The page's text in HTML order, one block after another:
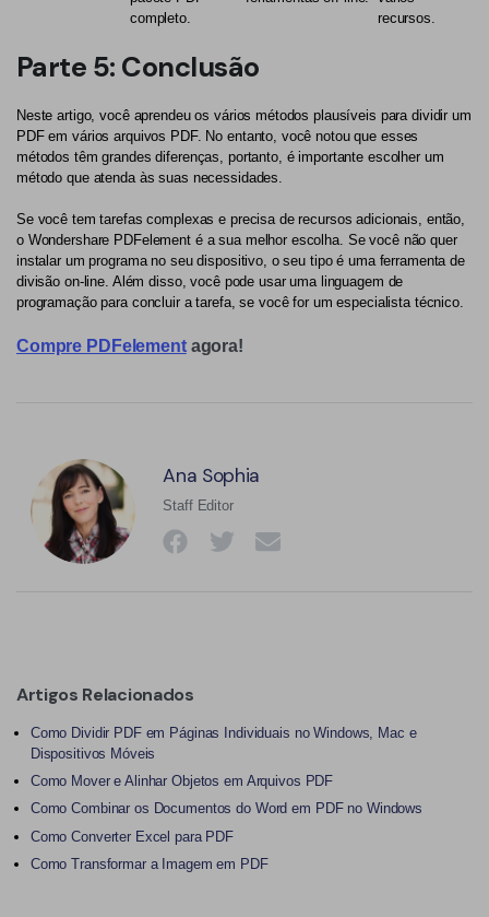
completo.
recursos.
Parte 5: Conclusão
Neste artigo, você aprendeu os vários métodos plausíveis para dividir um
PDF em vários arquivos PDF. No entanto, você notou que esses
métodos têm grandes diferenças, portanto, é importante escolher um
método que atenda às suas necessidades.
Se você tem tarefas complexas e precisa de recursos adicionais, então,
o Wondershare PDFelement é a sua melhor escolha. Se você não quer
instalar um programa no seu dispositivo, o seu tipo é uma ferramenta de
divisão on-line. Além disso, você pode usar uma linguagem de
programação para concluir a tarefa, se você for um especialista técnico.
Compre PDFelementagora!
Ana Sophia
Staff Editor
Artigos Relacionados
Como Dividir PDF em Páginas Individuais no Windows, Mac e
Dispositivos Móveis
Como Mover e Alinhar Objetos em Arquivos PDF
Como Combinar os Documentos do Word em PDF no Windows
Como Converter Excel para PDF
Como Transformar a Imagem em PDF